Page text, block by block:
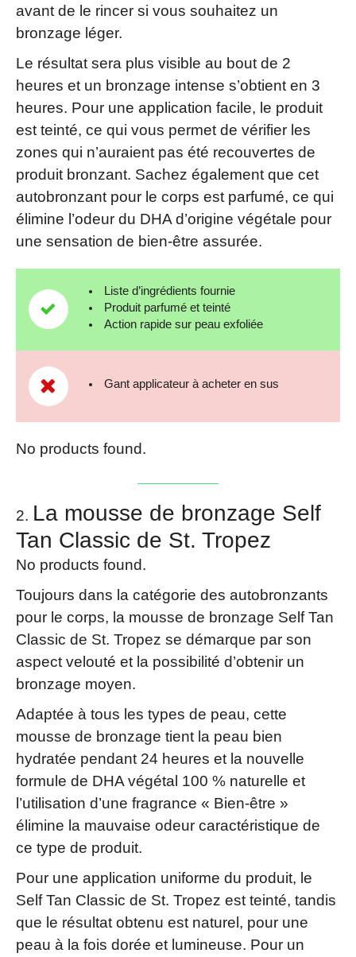
avant de le rincer si vous souhaitez un
bronzage léger.
Le résultat sera plus visible au bout de 2
heures et un bronzage intense s’obtient en 3
heures. Pour une application facile, le produit
est teinté, ce qui vous permet de vérifier les
zones qui n’auraient pas été recouvertes de
produit bronzant. Sachez également que cet
autobronzant pour le corps est parfumé, ce qui
élimine l’odeur du DHA d’origine végétale pour
une sensation de bien-être assurée.
Liste d’ingrédients fournie
Produit parfumé et teinté
Action rapide sur peau exfoliée
Gant applicateur à acheter en sus
No products found.
La mousse de bronzage Self
Tan Classic de St. Tropez
No products found.
Toujours dans la catégorie des autobronzants
pour le corps, la mousse de bronzage Self Tan
Classic de St. Tropez se démarque par son
aspect velouté et la possibilité d’obtenir un
bronzage moyen.
Adaptée à tous les types de peau, cette
mousse de bronzage tient la peau bien
hydratée pendant 24 heures et la nouvelle
formule de DHA végétal 100 % naturelle et
l’utilisation d’une fragrance « Bien-être »
élimine la mauvaise odeur caractéristique de
ce type de produit.
Pour une application uniforme du produit, le
Self Tan Classic de St. Tropez est teinté, tandis
que le résultat obtenu est naturel, pour une
peau à la fois dorée et lumineuse. Pour un